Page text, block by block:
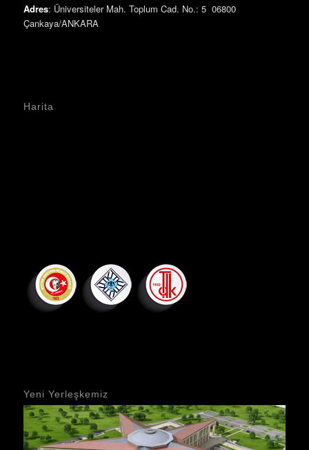
Adres: Üniversiteler Mah. Toplum Cad. No.: 5 06800
Çankaya/ANKARA
Harita
Yeni Yerleşkemiz